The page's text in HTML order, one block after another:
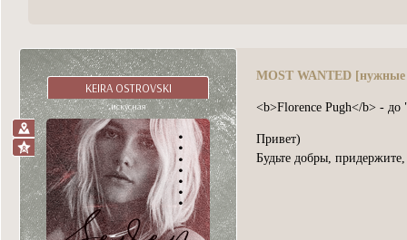
KEIRA OSTROVSKI
искусна́я
MOST WANTED [нужные
<b>Florence Pugh</b> -
Привет)
Будьте добры,